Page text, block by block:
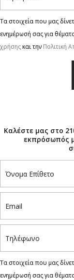
Τα στοιχεία που μας
ενημέρωσή σας για
χρήσηςκαι την Πολιτική
Καλέστε μας στο
εκπρόσωπός
Τα στοιχεία που μας
ενημέρωσή σας για